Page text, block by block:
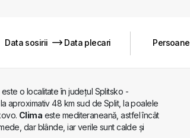
Persoane
este o localitate în județul Splitsko -
aproximativ 48 km sud de Split, la poalele
Clima este mediteraneană, astfel încât
dar blânde, iar verile sunt calde și